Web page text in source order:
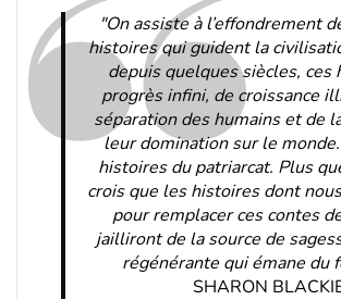
"On assiste à l’effondrement
histoires qui guident la
depuis quelques siècles, ces
progrès infini, de croissance
séparation des humains et de
leur domination sur le
histoires du patriarcat. Plus
crois que les histoires dont
pour remplacer ces contes
jailliront de la source de
régénérante qui émane du
SHARON